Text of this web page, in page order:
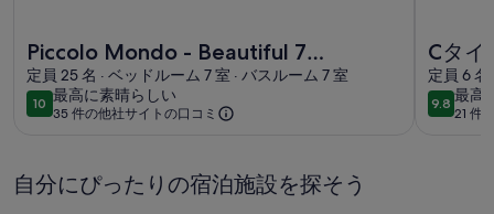
Piccolo Mondo - Beautiful 7
bedroom lodge in lovely
Yamanakako - BBQ/Onsen Bath
定員 25 名 · ベッドルーム 7 室 · バスルーム 7 室
1010段階中10
最高に素晴らしい
最
高
晴
35 件の他社サイトの口コミ
Cタ
定員 6 名
9.810段階
最高
最
高
21 件
自分にぴったりの宿泊施設を探そう